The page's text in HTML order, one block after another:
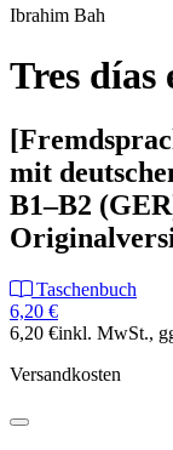
Ibrahim Bah
Tres días
mit
B1–B2
Taschenbuch
6,20 €
6,20 €inkl. MwSt.,
Versandkosten